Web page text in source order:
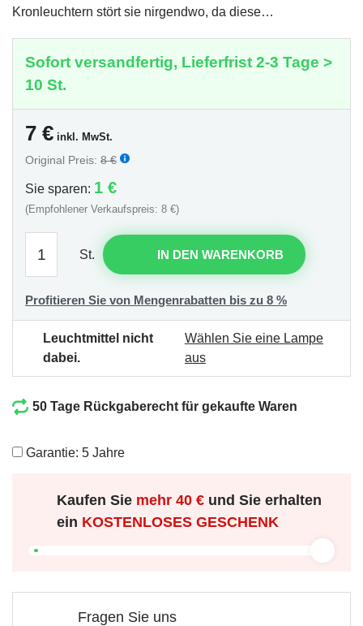
Kronleuchtern stört sie nirgendwo, da diese…
Sofort versandfertig, Lieferfrist 2-3 Tage >
10 St.
7 € inkl. MwSt.
Original Preis: 8 €
Sie sparen: 1 €
(Empfohlener Verkaufspreis: 8 €)
St. IN DEN WARENKORB
Profitieren Sie von Mengenrabatten bis zu 8 %
Leuchtmittel nicht
dabei.
Wählen Sie eine Lampe
aus
50 Tage Rückgaberecht für gekaufte Waren
Garantie: 5 Jahre
Kaufen Sie mehr40 €und Sie erhalten
ein KOSTENLOSES GESCHENK
Fragen Sie uns